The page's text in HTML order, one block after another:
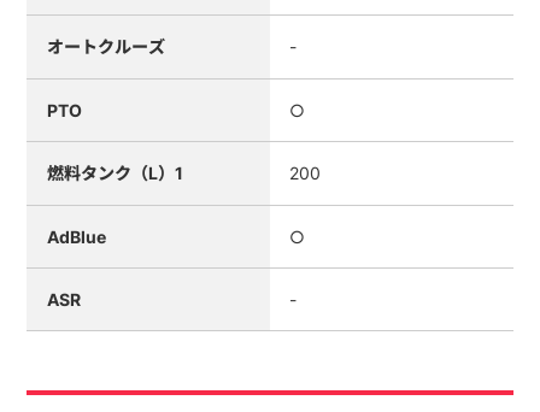
オートクルーズ -
PTO ○
燃料タンク（L）1 200
AdBlue ○
ASR -